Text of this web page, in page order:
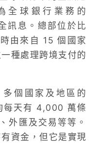
全球銀行業務的
訊息。總部位於比
由來自 15 個國家
種處理跨境支付的
個國家及地區的
每天有 4,000 萬條
外匯及交易等等。
資金，但它是實現